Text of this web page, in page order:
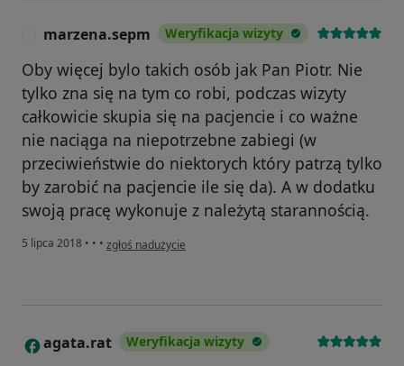
marzena.sepm Weryfikacja wizyty
Oby więcej bylo takich osób jak Pan Piotr. Nie
tylko zna się na tym co robi, podczas wizyty
całkowicie skupia się na pacjencie i co ważne
nie naciąga na niepotrzebne zabiegi (w
przeciwieństwie do niektorych który patrzą tylko
by zarobić na pacjencie ile się da). A w dodatku
swoją pracę wykonuje z należytą starannością.
5 lipca 2018 • • • w opinii użytkownika marzena.sepm
zgłoś nadużycie
A agata.rat Weryfikacja wizyty